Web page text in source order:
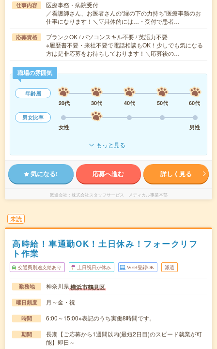
仕事内容
医療事務・病院受付
／看護師さん、お医者さんの“縁の下の力持ち”医療事務のお
仕事になります！＼▽具体的には…・受付で患者…
応募資格
ブランクOK / パソコンスキル不要 / 英語力不要
※履歴書不要・来社不要で電話相談もOK！少しでも気になる
方は是非応募をお待ちしております！＼応募後の…
職場の雰囲気
年齢層
20代
30代 40代 50代
60代
男女比率
女性
男性
もっと見る
気になる! 応募へ進む 詳しく見る
派遣会社 株式会社スタッフサービス メディカル事業本部
未読
高時給！車通勤OK！土日休み！フォークリフ
ト作業
交通費別途支給あり 土日祝日が休み WEB登録OK 派遣
勤務地 神奈川県横浜市鶴見区
曜日頻度 月～金・祝
時間 6:00～15:00※表記のうち実働8時間です。
期間
長期【ご応募から1週間以内(最短2日目)のスピード就業が可
能】即日～